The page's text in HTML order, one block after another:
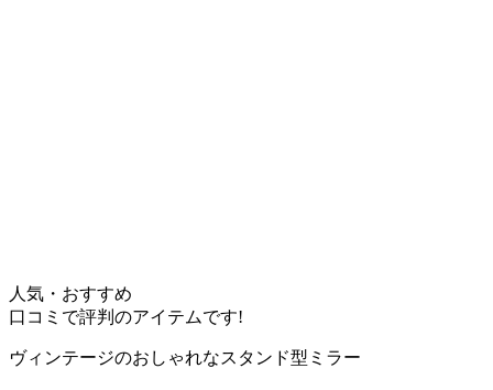
人気・おすすめ
口コミで評判のアイテムです!
ヴィンテージのおしゃれなスタンド型ミラー